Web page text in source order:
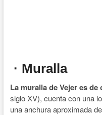
· Muralla
La muralla de Vejer es de
siglo XV), cuenta con una
una anchura aproximada